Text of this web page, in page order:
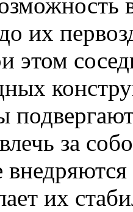
их
этом
за
их